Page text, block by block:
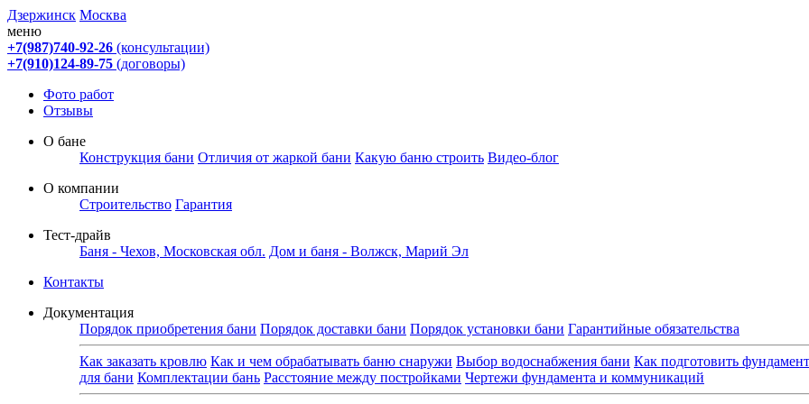
Дзержинск Москва
меню
+7(987)740-92-26 (консультации)
+7(910)124-89-75 (договоры)
Фото работ
Отзывы
О бане
Конструкция бани Отличия от жаркой бани Какую баню строить Видео-блог
О компании
Строительство Гарантия
Тест-драйв
Баня - Чехов, Московская обл. Дом и баня - Волжск, Марий Эл
Контакты
Документация
Порядок приобретения бани Порядок доставки бани Порядок установки бани Гарантийные обязательства
Как заказать кровлю Как и чем обрабатывать баню снаружи Выбор водоснабжения бани Как подготовить фундамент
для бани Комплектации бань Расстояние между постройками Чертежи фундамента и коммуникаций